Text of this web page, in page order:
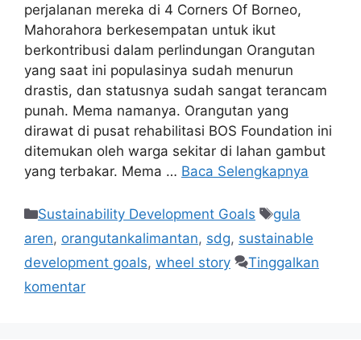
perjalanan mereka di 4 Corners Of Borneo,
Mahorahora berkesempatan untuk ikut
berkontribusi dalam perlindungan Orangutan
yang saat ini populasinya sudah menurun
drastis, dan statusnya sudah sangat terancam
punah. Mema namanya. Orangutan yang
dirawat di pusat rehabilitasi BOS Foundation ini
ditemukan oleh warga sekitar di lahan gambut
yang terbakar. Mema … Baca Selengkapnya
Sustainability Development Goals
gula
aren, orangutankalimantan, sdg, sustainable
development goals, wheel story
Tinggalkan
komentar